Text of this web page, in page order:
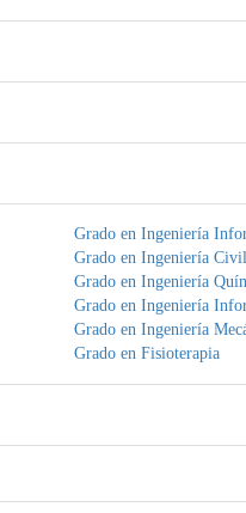
Grado en Ingeniería
Grado en Ingeniería Civil
Grado en Ingeniería
Grado en Ingeniería
Grado en Ingeniería
Grado en Fisioterapia